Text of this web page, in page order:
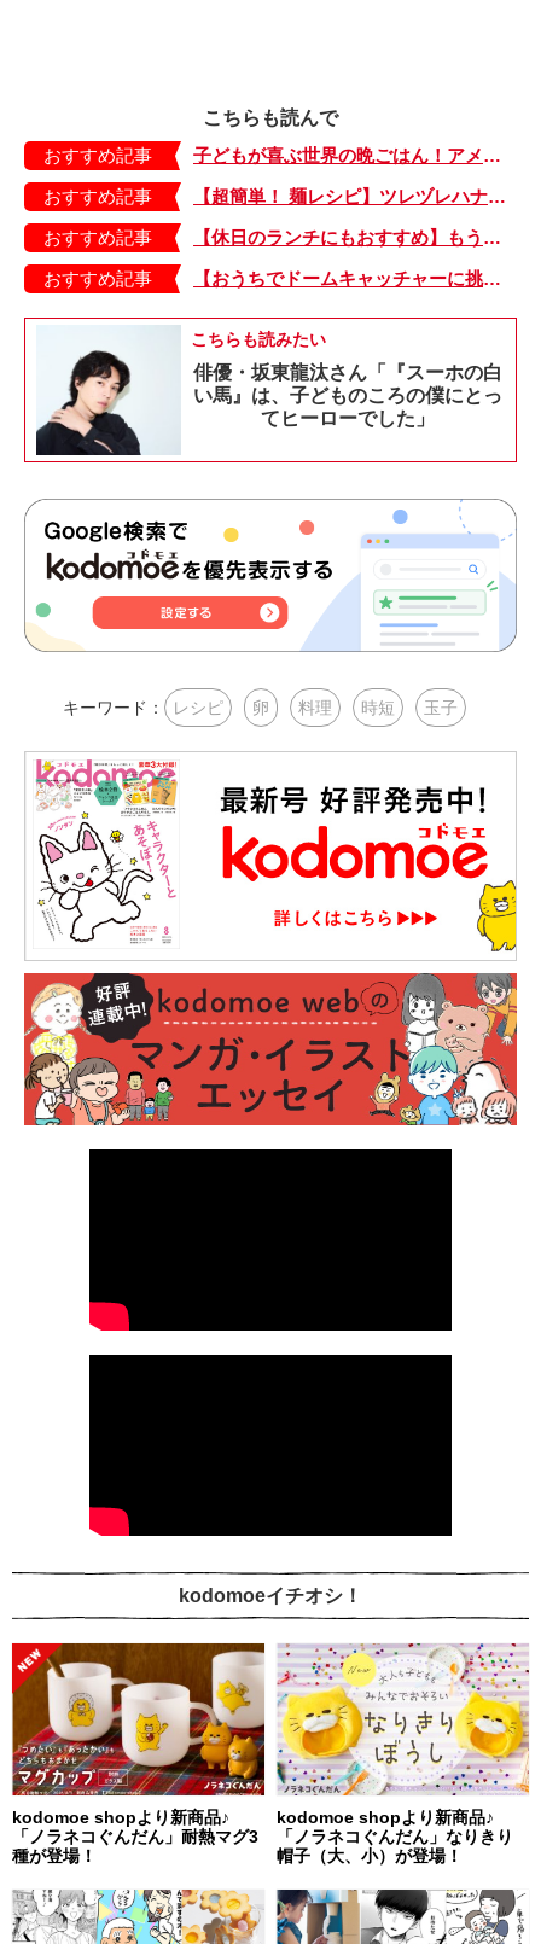
こちらも読んで
おすすめ記事
子どもが喜ぶ世界の晩ごはん！アメリカのフライドチキン＆フライドポテト
おすすめ記事
【超簡単！ 麺レシピ】ツレヅレハナコさんに聞く、パパッと作れる「オイルサーディンとミニトマトの冷製パスタ」
おすすめ記事
【休日のランチにもおすすめ】もう包丁を持つ気力もない…。そんなときは「とろとろ卵のせチャーハン」はいかが？
おすすめ記事
【おうちでドームキャッチャーに挑戦だ】アンパンマン わくわくドームキャッチャー
こちらも読みたい
俳優・坂東龍汰さん「『スーホの白
い馬』は、子どものころの僕にとっ
てヒーローでした」
キーワード： レシピ 卵 料理 時短 玉子
kodomoeイチオシ！
kodomoe shopより新商品♪
「ノラネコぐんだん」耐熱マグ3
種が登場！
kodomoe shopより新商品♪
「ノラネコぐんだん」なりきり
帽子（大、小）が登場！